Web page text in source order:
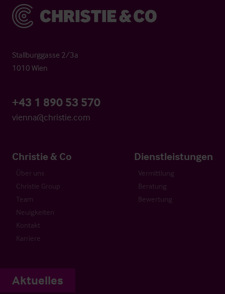
Christie & Co
Stallburggasse 2/3a
1010 Wien
+43 1 890 53 570
vienna@christie.com
Christie & Co
Über uns
Christie Group
Team
Neuigkeiten
Kontakt
Karriere
Dienstleistungen
Vermittlung
Beratung
Bewertung
Aktuelles